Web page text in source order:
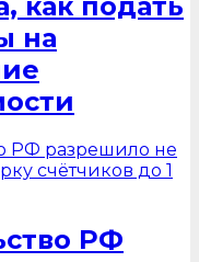
на
РФ